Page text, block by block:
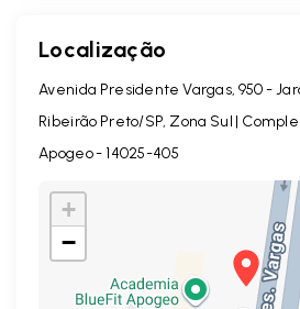
Localização
Avenida Presidente Vargas, 950 -
Ribeirão Preto/SP, Zona Sul |
Apogeo- 14025-405
+
−